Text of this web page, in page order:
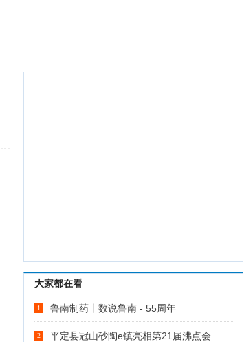
大家都在看
1 鲁南制药丨数说鲁南 - 55周年
2 平定县冠山砂陶e镇亮相第21届沸点会